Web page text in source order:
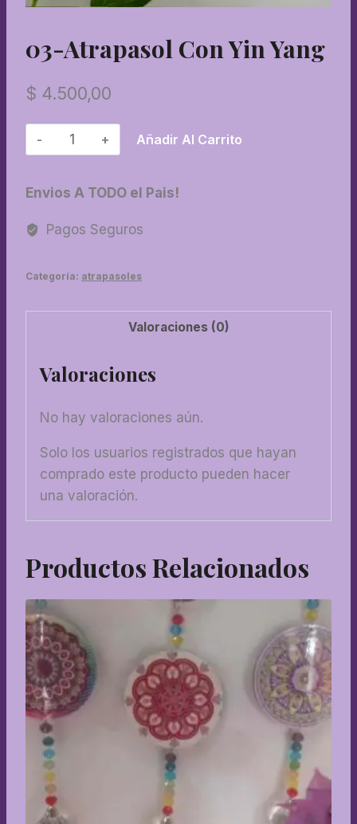
03-Atrapasol Con Yin Yang
$ 4.500,00
03-
Atrapasol
yin
cantidad
Añadir Al Carrito
Envios A TODO el Pais!
Pagos Seguros
Categoría: atrapasoles
Valoraciones (0)
Valoraciones
No hay valoraciones aún.
Solo los usuarios registrados que hayan
comprado este producto pueden hacer
una valoración.
Productos Relacionados